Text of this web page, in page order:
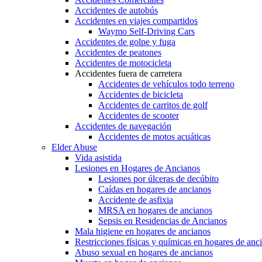
Accidentes de autobús
Accidentes en viajes compartidos
Waymo Self-Driving Cars
Accidentes de golpe y fuga
Accidentes de peatones
Accidentes de motocicleta
Accidentes fuera de carretera
Accidentes de vehículos todo terreno
Accidentes de bicicleta
Accidentes de carritos de golf
Accidentes de scooter
Accidentes de navegación
Accidentes de motos acuáticas
Elder Abuse
Vida asistida
Lesiones en Hogares de Ancianos
Lesiones por úlceras de decúbito
Caídas en hogares de ancianos
Accidente de asfixia
MRSA en hogares de ancianos
Sepsis en Residencias de Ancianos
Mala higiene en hogares de ancianos
Restricciones físicas y químicas en hogares de
Abuso sexual en hogares de ancianos